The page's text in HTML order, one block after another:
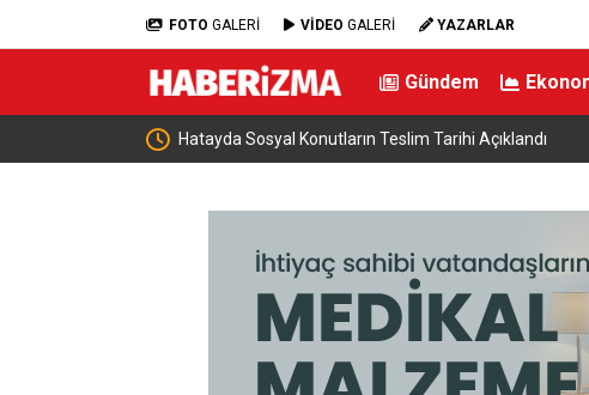
FOTO GALERİ VİDEO GALERİ YAZARLAR
Gündem
Hazine ve Maliye Bakanı Şimşek, Mardin’de